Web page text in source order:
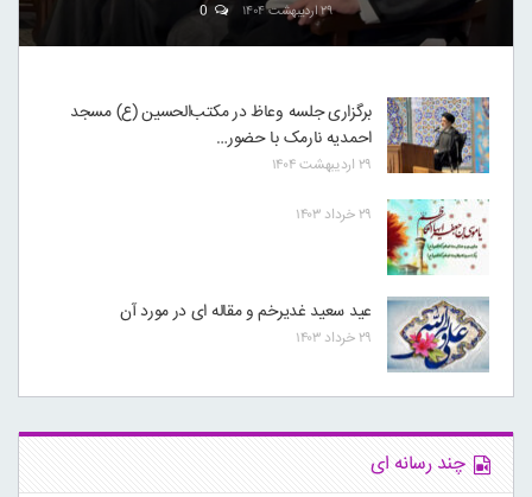
۲۹ اردیبهشت ۱۴۰۴
برگزاری جلسه وعاظ در مکتب‌الحسین (ع) مسجد
احمدیه نارمک با حضور…
۲۹ اردیبهشت ۱۴۰۴
۲۹ خرداد ۱۴۰۳
عید سعید غدیرخم و مقاله ای در مورد آن
۲۹ خرداد ۱۴۰۳
چند رسانه ای